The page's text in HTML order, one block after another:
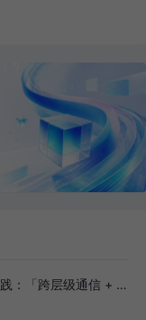
React Context 与自定义 Hook 从底层到实践：「跨层级通信 + 副作用封装」全解析